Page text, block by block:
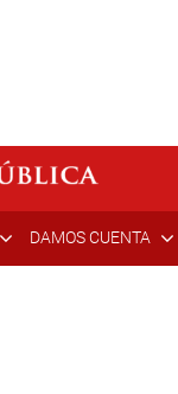
DAMOS CUENTA